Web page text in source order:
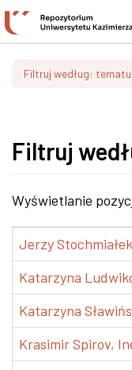
Filtruj według: tematu
Filtruj
Wyświetlanie
Jerzy
Katarzyna
Katarzyna
Krasimir Spirov,